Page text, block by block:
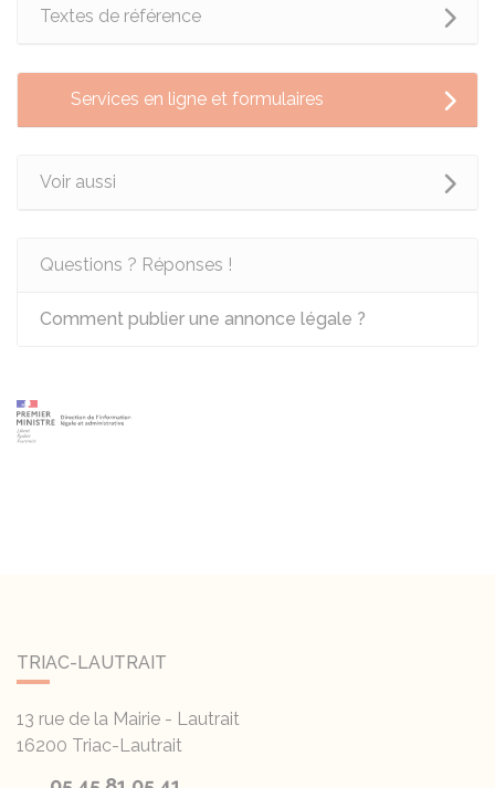
Textes de référence
Services en ligne et formulaires
Voir aussi
Questions ? Réponses !
Comment publier une annonce légale ?
TRIAC-LAUTRAIT
13 rue de la Mairie - Lautrait
16200 Triac-Lautrait